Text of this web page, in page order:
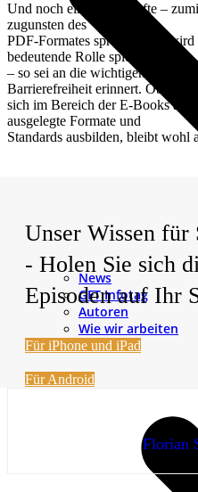
News
GFT Infotag
Autoren
Wie wir arbeiten
Karriere
Und noch ein Punkt dürfte –
zugunsten des
PDF-Formates sprechen: Es
bedeutende Rolle spielen
– so sei an die wichtigen
Barrierefreiheit erinnert. Ob
sich im Bereich der E-Books
ausgelegte Formate und
Standards ausbilden, bleibt wohl
Unser Wissen für
- Holen Sie sich
Episoden auf Ihr
Für iPhone und iPad
Für Android
Florian